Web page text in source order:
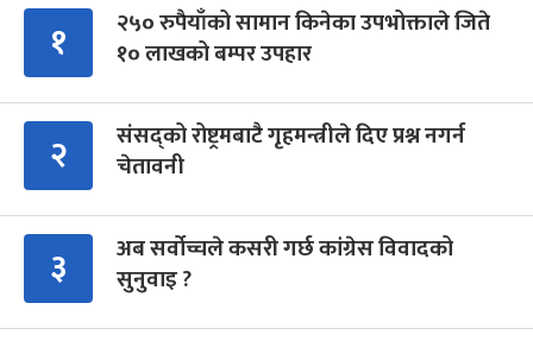
१
२५० रुपैयाँको सामान किनेका उपभोक्ताले जिते
१० लाखको बम्पर उपहार
२
संसद्को रोष्ट्रमबाटै गृहमन्त्रीले दिए प्रश्न नगर्न
चेतावनी
३
अब सर्वोच्चले कसरी गर्छ कांग्रेस विवादको
सुनुवाइ ?